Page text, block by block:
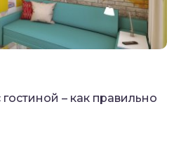
– как правильно